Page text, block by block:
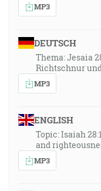
MP3
DEUTSCH
Thema: Jesaia
Richtschnur
MP3
ENGLISH
Topic: Isaiah
and
MP3